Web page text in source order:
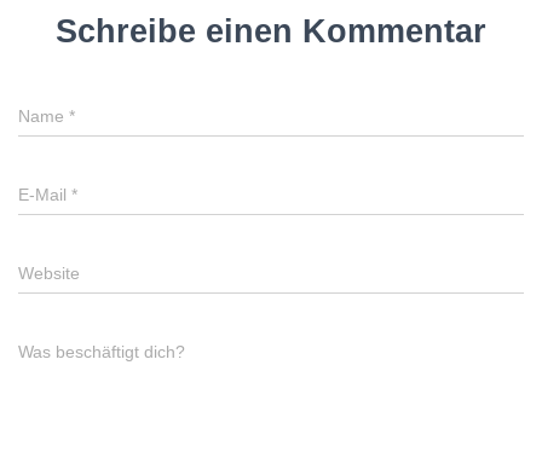
Schreibe einen Kommentar
Name *
E-Mail *
Website
Was beschäftigt dich?